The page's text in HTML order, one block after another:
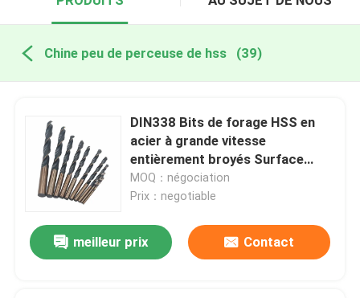
Chine peu de perceuse de hss (39)
DIN338 Bits de forage HSS en
acier à grande vitesse
entièrement broyés Surface
noire / or
MOQ：négociation
Prix：negotiable
meilleur prix Contact